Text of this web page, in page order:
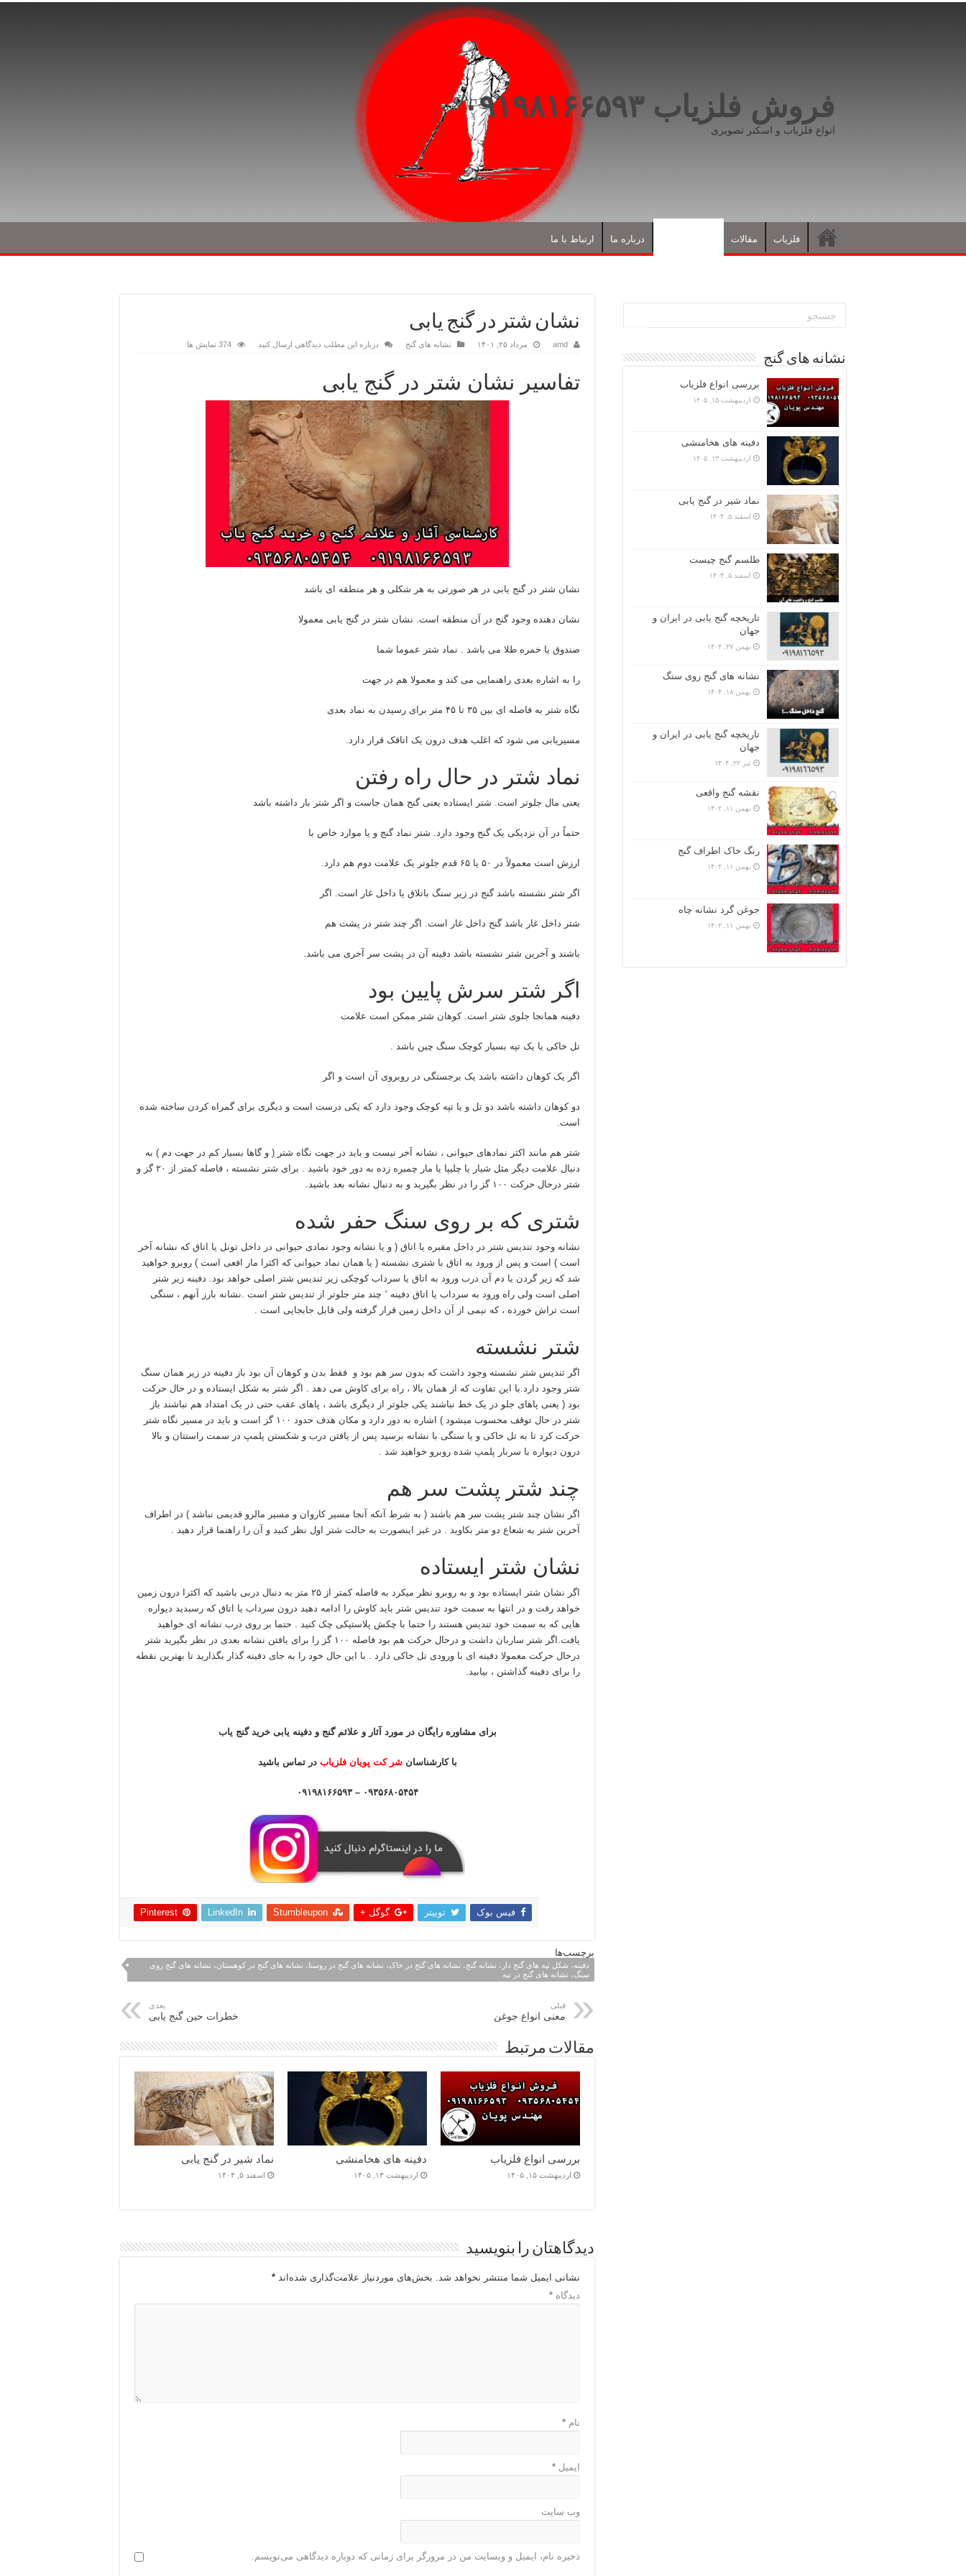
فروش فلزیاب ۰۹۱۹۸۱۶۶۵۹۳
انواع فلزیاب و اسکنر تصویری
فلزیاب مقالات درباره ما ارتباط با ما
نشان شتر در گنج یابی
amd مرداد ۲۵, ۱۴۰۱ نشانه های گنج درباره این مطلب دیدگاهی ارسال کنید 374 نمایش ها
تفاسیر نشان شتر در گنج یابی
نشان شتر در گنج یابی در هر صورتی به هر شکلی و هر منطقه ای باشد
نشان دهنده وجود گنج در آن منطقه است. نشان شتر در گنج یابی معمولا
صندوق یا خمره طلا می باشد . نماد شتر عموما شما
را به اشاره بعدی راهنمایی می کند و معمولا هم در جهت
نگاه شتر به فاصله ای بین ۳۵ تا ۴۵ متر برای رسیدن به نماد بعدی
مسیریابی می شود که اغلب هدف درون یک اتاقک قرار دارد.
نماد شتر در حال راه رفتن
یعنی مال جلوتر است. شتر ایستاده یعنی گنج همان جاست و اگر شتر بار داشته باشد
حتماً در آن نزدیکی یک گنج وجود دارد. شتر نماد گنج و یا موارد خاص با
ارزش است معمولاً در ۵۰ یا ۶۵ قدم جلوتر یک علامت دوم هم دارد.
اگر شتر نشسته باشد گنج در زیر سنگ باتلاق یا داخل غار است. اگر
شتر داخل غار باشد گنج داخل غار است. اگر چند شتر در پشت هم
باشند و آخرین شتر نشسته باشد دفینه آن در پشت سر آخری می باشد.
اگر شتر سرش پایین بود
دفینه همانجا جلوی شتر است. کوهان شتر ممکن است علامت
تل خاکی یا یک تپه بسیار کوچک سنگ چین باشد .
اگر یک کوهان داشته باشد یک برجستگی در روبروی آن است و اگر
دو کوهان داشته باشد دو تل و یا تپه کوچک وجود دارد که یکی درست است و دیگری برای گمراه کردن ساخته شده
است.
شتر هم مانند اکثر نمادهای حیوانی ، نشانه آخر نیست و باید در جهت نگاه شتر ( و گاها بسیار کم در جهت دم ) به
دنبال علامت دیگر مثل شیار یا چلیپا یا مار چمبره زده به دور خود باشید . برای شتر نشسته ، فاصله کمتر از ۲۰ گز و
شتر درحال حرکت ۱۰۰ گز را در نظر بگیرید و به دنبال نشانه بعد باشید.
شتری که بر روی سنگ حفر شده
نشانه وجود تندیس شتر در داخل مقبره یا اتاق ( و یا نشانه وجود نمادی حیوانی در داخل تونل یا اتاق که نشانه آخر
است ) است و پس از ورود به اتاق با شتری نشسته ( یا همان نماد حیوانی که اکثرا مار افعی است ) روبرو خواهید
شد که زیر گردن یا دم آن درب ورود به اتاق یا سرداب کوچکی زیر تندیس شتر اصلی خواهد بود. دفینه زیر شتر
اصلی است ولی راه ورود به سرداب یا اتاق دفینه ٬ چند متر جلوتر از تندیس شتر است .نشانه بارز آنهم ، سنگی
است تراش خورده ، که نیمی از آن داخل زمین قرار گرفته ولی قابل جابجایی است .
شتر نشسته
اگر تندیس شتر نشسته وجود داشت که بدون سر هم بود و فقط بدن و کوهان آن بود باز دفینه در زیر همان سنگ
شتر وجود دارد.با این تفاوت که از همان بالا ، راه برای کاوش می دهد . اگر شتر به شکل ایستاده و در حال حرکت
بود ( یعنی پاهای جلو در یک خط نباشند یکی جلوتر از دیگری باشد ، پاهای عقب حتی در یک امتداد هم نباشند باز
شتر در حال توقف محسوب میشود ) اشاره به دور دارد و مکان هدف حدود ۱۰۰ گز است و باید در مسیر نگاه شتر
حرکت کرد تا به تل خاکی و یا سنگی با نشانه برسید پس از یافتن درب و شکستن پلمپ در سمت راستتان و بالا
درون دیواره با سربار پلمپ شده روبرو خواهید شد .
چند شتر پشت سر هم
اگر نشان چند شتر پشت سر هم باشند ( به شرط آنکه آنجا مسیر کاروان و مسیر مالرو قدیمی نباشد ) در اطراف
آخرین شتر به شعاع دو متر بکاوید . در غیر اینصورت به حالت شتر اول نظر کنید و آن را راهنما قرار دهید .
نشان شتر ایستاده
اگر نشان شتر ایستاده بود و به روبرو نظر میکرد به فاصله کمتر از ۲۵ متر به دنبال دربی باشید که اکثرا درون زمین
خواهد رفت و در انتها به سمت خود تندیس شتر باید کاوش را ادامه دهید درون سرداب یا اتاق که رسیدید دیواره
هایی که به سمت خود تندیس هستند را حتما با چکش پلاستیکی چک کنید . حتما بر روی درب نشانه ای خواهید
یافت.اگر شتر ساربان داشت و درحال حرکت هم بود فاصله ۱۰۰ گز را برای یافتن نشانه بعدی در نظر بگیرید شتر
درحال حرکت معمولا دفینه ای با ورودی تل خاکی دارد . با این حال خود را به جای دفینه گذار بگذارید تا بهترین نقطه
را برای دفینه گذاشتن ، بیابید.
برای مشاوره رایگان در مورد آثار و علائم گنج و دفینه یابی خرید گنج یاب
با کارشناسانشر کت پویان فلزیاب در تماس باشید
۰۹۳۵۶۸۰۵۴۵۴ – ۰۹۱۹۸۱۶۶۵۹۳
فیس بوک توییتر گوگل + Stumbleupon
LinkedIn
Pinterest
برچسب‌ها
دفینه، شکل تپه های گنج دار، نشانه گنج، نشانه های گنج در خاک، نشانه های گنج در روستا، نشانه های گنج در کوهستان، نشانه های گنج روی
سنگ، نشانه های گنج در تپه
قبلی
معنی انواع جوغن
بعدی
خطرات حین گنج یابی
مقالات مرتبط
بررسی انواع فلزیاب
اردیبهشت ۱۵, ۱۴۰۵
دفینه های هخامنشی
اردیبهشت ۱۳, ۱۴۰۵
نماد شیر در گنج یابی
اسفند ۵, ۱۴۰۴
دیدگاهتان را بنویسید
نشانی ایمیل شما منتشر نخواهد شد. بخش‌های موردنیاز علامت‌گذاری شده‌اند *
دیدگاه *
نام *
ایمیل *
وب‌ سایت
ذخیره نام، ایمیل و وبسایت من در مرورگر برای زمانی که دوباره دیدگاهی می‌نویسم.
نشانه های گنج
بررسی انواع فلزیاب
اردیبهشت ۱۵, ۱۴۰۵
دفینه های هخامنشی
اردیبهشت ۱۳, ۱۴۰۵
نماد شیر در گنج یابی
اسفند ۵, ۱۴۰۴
طلسم گنج چیست
اسفند ۵, ۱۴۰۴
تاریخچه گنج‌ یابی در ایران و
جهان
بهمن ۲۷, ۱۴۰۴
نشانه های گنج روی سنگ
بهمن ۱۸, ۱۴۰۴
تاریخچه گنج‌ یابی در ایران و
جهان
تیر ۲۲, ۱۴۰۴
نقشه گنج واقعی
بهمن ۱۱, ۱۴۰۲
رنگ خاک اطراف گنج
بهمن ۱۱, ۱۴۰۲
جوغن گرد نشانه چاه
بهمن ۱۱, ۱۴۰۲